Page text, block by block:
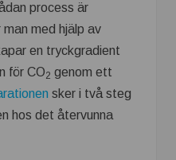
process är
med hjälp av
en tryckgradient
för CO2 genom ett
sker i två steg
hos det återvunna